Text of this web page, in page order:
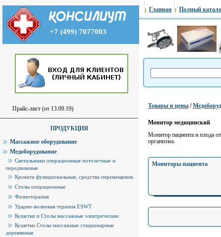
+7 (499) 7077003
Прайс-лист (от 13.09.19)
ПРОДУКЦИЯ
Массажное оборудование
Медоборудование
Светильники операционные потолочные и
передвижные
Кровати функциональные, средства перемещения.
Столы операционные
Физиотерапия
Ударно-волновая терапия ESWT
Кушетки и Столы массажные электрические
Кушетки Столы массажные стационарные
деревянные
Главная Полный
Товары и цены /
Монитор медицинский
Монитор пациента и плода
организма.
Мониторы пациента